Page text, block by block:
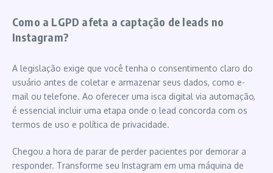
Como a LGPD afeta a captação de leads no
Instagram?
A legislação exige que você tenha o consentimento claro do
usuário antes de coletar e armazenar seus dados, como e-
mail ou telefone. Ao oferecer uma isca digital via automação,
é essencial incluir uma etapa onde o lead concorda com os
termos de uso e política de privacidade.
Chegou a hora de parar de perder pacientes por demorar a
responder. Transforme seu Instagram em uma máquina de